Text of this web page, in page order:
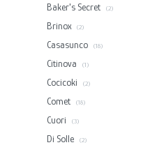
Baker's Secret (2)
Brinox (2)
Casasunco (18)
Citinova (1)
Cocicoki (2)
Comet (18)
Cuori (3)
Di Solle (2)